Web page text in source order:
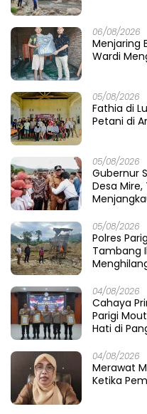
06/08/2026
Menjaring
Wardi
05/08/2026
Fathia di
Petani di
05/08/2026
Gubernur
Desa
05/08/2026
Polres
Tambang
04/08/2026
Cahaya
Parigi
Hati di
04/08/2026
Merawat
Ketika